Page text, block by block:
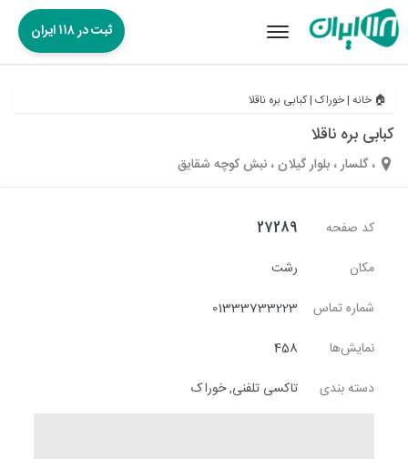
Toggle
ثبت در ۱۱۸ ایران
🏠 خانه |خوراک |کبابی بره ناقلا
کبابی بره ناقلا
، گلسار ، بلوار گیلان ، نبش کوچه شقایق
کد صفحه
27289
مکان
رشت
شماره تماس
01333733223
نمایش‌ها
458
دسته بندی
تاکسی تلفنی,خوراک